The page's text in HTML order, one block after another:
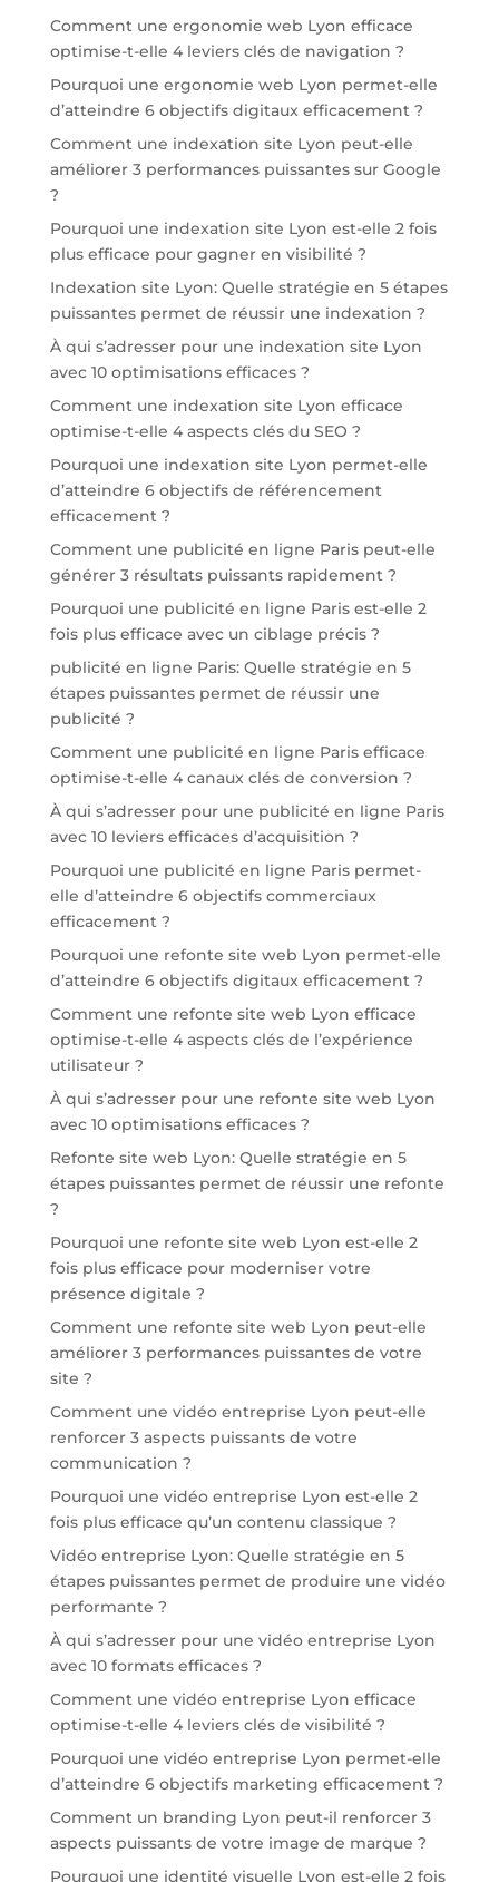
Comment une ergonomie web Lyon efficace
optimise-t-elle 4 leviers clés de navigation ?
Pourquoi une ergonomie web Lyon permet-elle
d’atteindre 6 objectifs digitaux efficacement ?
Comment une indexation site Lyon peut-elle
améliorer 3 performances puissantes sur Google
?
Pourquoi une indexation site Lyon est-elle 2 fois
plus efficace pour gagner en visibilité ?
Indexation site Lyon: Quelle stratégie en 5 étapes
puissantes permet de réussir une indexation ?
À qui s’adresser pour une indexation site Lyon
avec 10 optimisations efficaces ?
Comment une indexation site Lyon efficace
optimise-t-elle 4 aspects clés du SEO ?
Pourquoi une indexation site Lyon permet-elle
d’atteindre 6 objectifs de référencement
efficacement ?
Comment une publicité en ligne Paris peut-elle
générer 3 résultats puissants rapidement ?
Pourquoi une publicité en ligne Paris est-elle 2
fois plus efficace avec un ciblage précis ?
publicité en ligne Paris: Quelle stratégie en 5
étapes puissantes permet de réussir une
publicité ?
Comment une publicité en ligne Paris efficace
optimise-t-elle 4 canaux clés de conversion ?
À qui s’adresser pour une publicité en ligne Paris
avec 10 leviers efficaces d’acquisition ?
Pourquoi une publicité en ligne Paris permet-
elle d’atteindre 6 objectifs commerciaux
efficacement ?
Pourquoi une refonte site web Lyon permet-elle
d’atteindre 6 objectifs digitaux efficacement ?
Comment une refonte site web Lyon efficace
optimise-t-elle 4 aspects clés de l’expérience
utilisateur ?
À qui s’adresser pour une refonte site web Lyon
avec 10 optimisations efficaces ?
Refonte site web Lyon: Quelle stratégie en 5
étapes puissantes permet de réussir une refonte
?
Pourquoi une refonte site web Lyon est-elle 2
fois plus efficace pour moderniser votre
présence digitale ?
Comment une refonte site web Lyon peut-elle
améliorer 3 performances puissantes de votre
site ?
Comment une vidéo entreprise Lyon peut-elle
renforcer 3 aspects puissants de votre
communication ?
Pourquoi une vidéo entreprise Lyon est-elle 2
fois plus efficace qu’un contenu classique ?
Vidéo entreprise Lyon: Quelle stratégie en 5
étapes puissantes permet de produire une vidéo
performante ?
À qui s’adresser pour une vidéo entreprise Lyon
avec 10 formats efficaces ?
Comment une vidéo entreprise Lyon efficace
optimise-t-elle 4 leviers clés de visibilité ?
Pourquoi une vidéo entreprise Lyon permet-elle
d’atteindre 6 objectifs marketing efficacement ?
Comment un branding Lyon peut-il renforcer 3
aspects puissants de votre image de marque ?
Pourquoi une identité visuelle Lyon est-elle 2 fois